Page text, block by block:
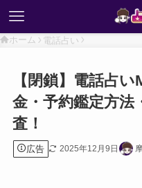
ホーム 電話占い
【閉鎖】電話占
金・予約鑑定方法
査！
広告 2025年12月9日